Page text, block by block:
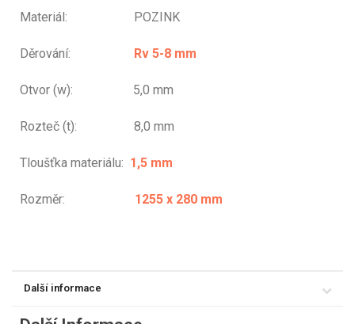
Materiál: POZINK
Děrování: Rv 5-8 mm
Otvor (w): 5,0 mm
Rozteč (t): 8,0 mm
Tloušťka materiálu: 1,5 mm
Rozměr: 1255 x 280 mm
Další informace